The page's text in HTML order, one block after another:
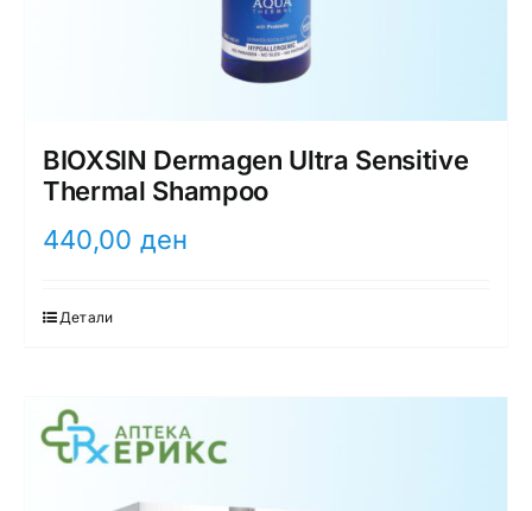
BIOXSIN Dermagen Ultra Sensitive
Thermal Shampoo
440,00 ден
Детали